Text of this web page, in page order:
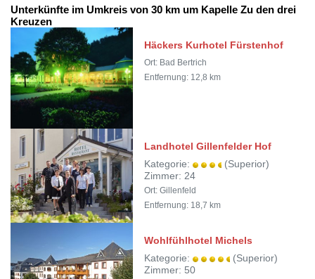
Unterkünfte im Umkreis von 30 km um Kapelle Zu den drei
Kreuzen
Häckers Kurhotel Fürstenhof
Ort: Bad Bertrich
Entfernung: 12,8 km
Landhotel Gillenfelder Hof
Kategorie:
(Superior)
Zimmer: 24
Ort: Gillenfeld
Entfernung: 18,7 km
Wohlfühlhotel Michels
Kategorie:
(Superior)
Zimmer: 50